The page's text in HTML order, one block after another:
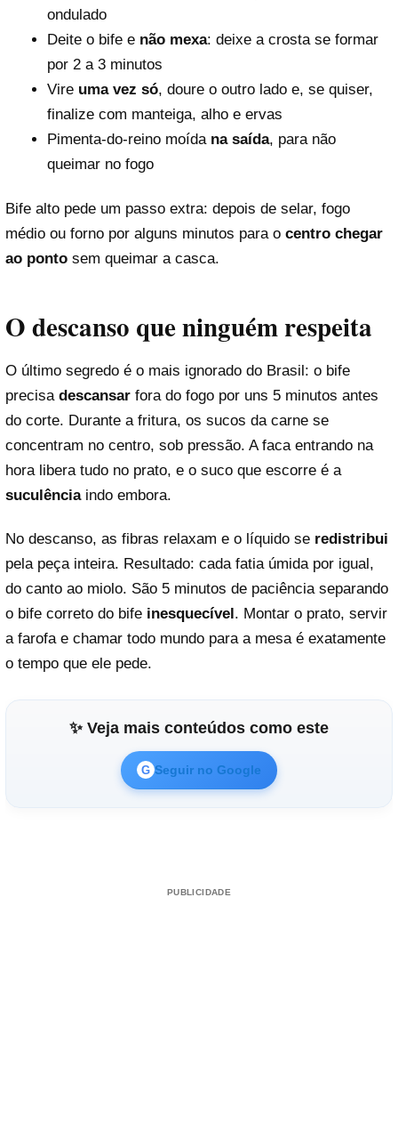
ondulado
Deite o bife e não mexa: deixe a crosta se formar
por 2 a 3 minutos
Vire uma vez só, doure o outro lado e, se quiser,
finalize com manteiga, alho e ervas
Pimenta-do-reino moída na saída, para não
queimar no fogo
Bife alto pede um passo extra: depois de selar, fogo
médio ou forno por alguns minutos para o centro chegar
ao ponto sem queimar a casca.
O descanso que ninguém respeita
O último segredo é o mais ignorado do Brasil: o bife
precisa descansar fora do fogo por uns 5 minutos antes
do corte. Durante a fritura, os sucos da carne se
concentram no centro, sob pressão. A faca entrando na
hora libera tudo no prato, e o suco que escorre é a
suculênciaindo embora.
No descanso, as fibras relaxam e o líquido se redistribui
pela peça inteira. Resultado: cada fatia úmida por igual,
do canto ao miolo. São 5 minutos de paciência separando
o bife correto do bife inesquecível . Montar o prato, servir
a farofa e chamar todo mundo para a mesa é exatamente
o tempo que ele pede.
✨ Veja mais conteúdos como este
G Seguir no Google
PUBLICIDADE